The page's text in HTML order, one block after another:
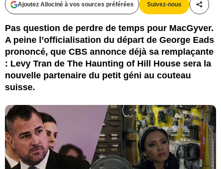
Ajoutez Allociné à vos sources préférées Suivez-nous
Pas question de perdre de temps pour MacGyver.
A peine l’officialisation du départ de George Eads
prononcé, que CBS annonce déjà sa remplaçante
: Levy Tran de The Haunting of Hill House sera la
nouvelle partenaire du petit géni au couteau
suisse.